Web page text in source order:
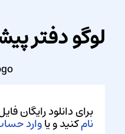
لوگو دفتر
برای دانلود رایگان
نامکنید و یاوارد